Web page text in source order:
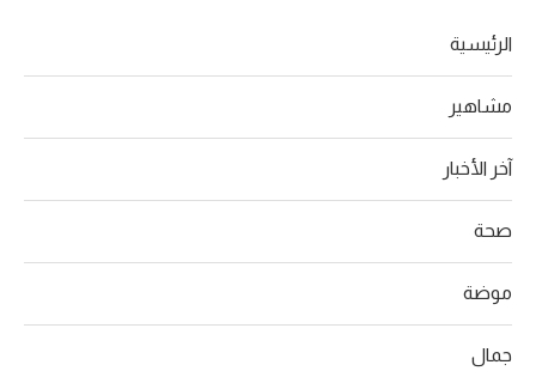
الرئيسية
مشاهير
آخر الأخبار
صحة
موضة
جمال